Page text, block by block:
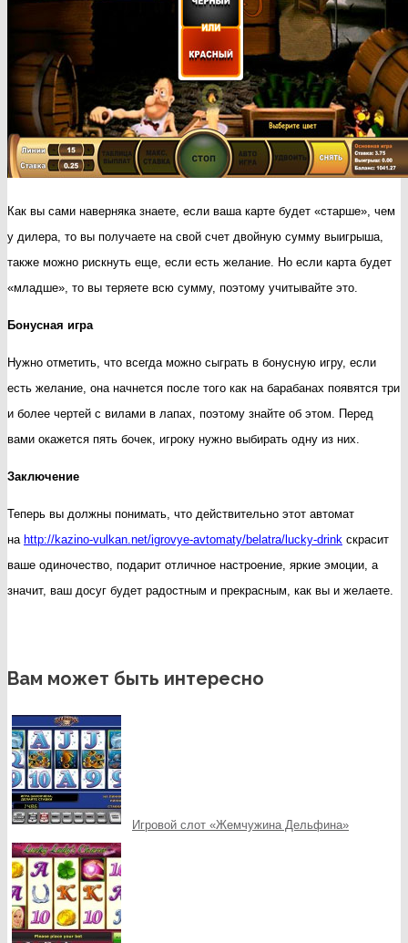
Как вы сами наверняка знаете, если ваша карте будет «старше», чем
у дилера, то вы получаете на свой счет двойную сумму выигрыша,
также можно рискнуть еще, если есть желание. Но если карта будет
«младше», то вы теряете всю сумму, поэтому учитывайте это.
Бонусная игра
Нужно отметить, что всегда можно сыграть в бонусную игру, если
есть желание, она начнется после того как на барабанах появятся три
и более чертей с вилами в лапах, поэтому знайте об этом. Перед
вами окажется пять бочек, игроку нужно выбирать одну из них.
Заключение
Теперь вы должны понимать, что действительно этот автомат
на http://kazino-vulkan.net/igrovye-avtomaty/belatra/lucky-drink скрасит
ваше одиночество, подарит отличное настроение, яркие эмоции, а
значит, ваш досуг будет радостным и прекрасным, как вы и желаете.
Вам может быть интересно
Игровой слот «Жемчужина Дельфина»